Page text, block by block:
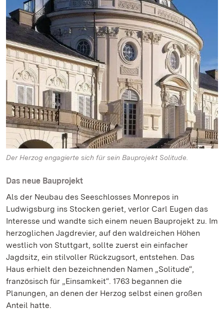
Der Herzog engagierte sich für sein Bauprojekt Solitude.
Das neue Bauprojekt
Als der Neubau des Seeschlosses Monrepos in
Ludwigsburg ins Stocken geriet, verlor Carl Eugen das
Interesse und wandte sich einem neuen Bauprojekt zu. Im
herzoglichen Jagdrevier, auf den waldreichen Höhen
westlich von Stuttgart, sollte zuerst ein einfacher
Jagdsitz, ein stilvoller Rückzugsort, entstehen. Das
Haus erhielt den bezeichnenden Namen „Solitude“,
französisch für „Einsamkeit“. 1763 begannen die
Planungen, an denen der Herzog selbst einen großen
Anteil hatte.